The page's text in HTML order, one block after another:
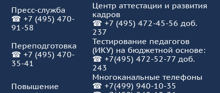
Пресс-служба
☎ +7 (495) 470-
91-58
Центр аттестации и развития
кадров
☎ +7 (495) 472-45-56 доб.
237
Переподготовка
☎ +7 (495) 470-
35-41
Тестирование педагогов
(ИКУ) на бюджетной основе:
☎ +7(495) 472-52-77 доб.
243
Многоканальные телефоны
☎ +7(499) 940-10-35
Повышение